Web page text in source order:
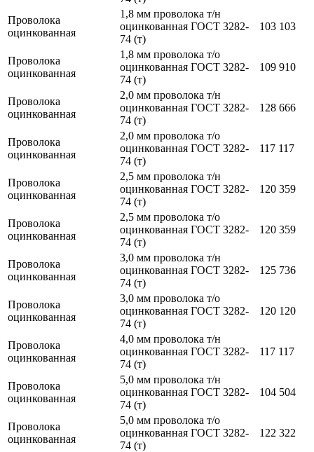
Проволока
оцинкованная
1,8 мм проволока т/н
оцинкованная ГОСТ 3282-
74 (т)
103 103
Проволока
оцинкованная
1,8 мм проволока т/о
оцинкованная ГОСТ 3282-
74 (т)
109 910
Проволока
оцинкованная
2,0 мм проволока т/н
оцинкованная ГОСТ 3282-
74 (т)
128 666
Проволока
оцинкованная
2,0 мм проволока т/о
оцинкованная ГОСТ 3282-
74 (т)
117 117
Проволока
оцинкованная
2,5 мм проволока т/н
оцинкованная ГОСТ 3282-
74 (т)
120 359
Проволока
оцинкованная
2,5 мм проволока т/о
оцинкованная ГОСТ 3282-
74 (т)
120 359
Проволока
оцинкованная
3,0 мм проволока т/н
оцинкованная ГОСТ 3282-
74 (т)
125 736
Проволока
оцинкованная
3,0 мм проволока т/о
оцинкованная ГОСТ 3282-
74 (т)
120 120
Проволока
оцинкованная
4,0 мм проволока т/н
оцинкованная ГОСТ 3282-
74 (т)
117 117
Проволока
оцинкованная
5,0 мм проволока т/н
оцинкованная ГОСТ 3282-
74 (т)
104 504
Проволока
оцинкованная
5,0 мм проволока т/о
оцинкованная ГОСТ 3282-
74 (т)
122 322